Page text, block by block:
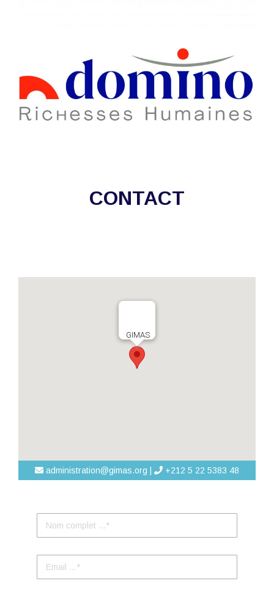
CONTACT
GIMAS
administration@gimas.org | +212 5 22 5383 48